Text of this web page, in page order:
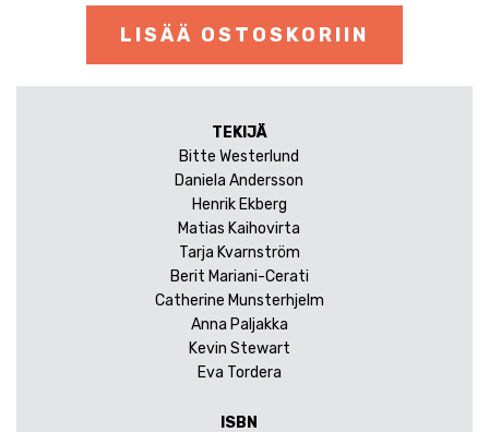
LISÄÄ OSTOSKORIIN
TEKIJÄ
Bitte Westerlund
Daniela Andersson
Henrik Ekberg
Matias Kaihovirta
Tarja Kvarnström
Berit Mariani-Cerati
Catherine Munsterhjelm
Anna Paljakka
Kevin Stewart
Eva Tordera
ISBN